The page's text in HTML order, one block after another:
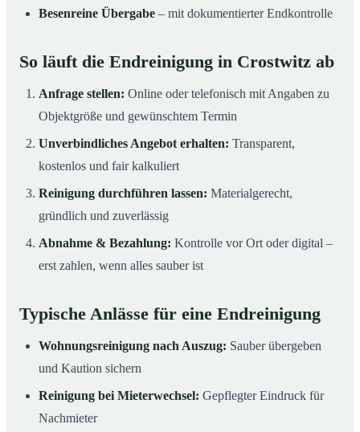
Besenreine Übergabe – mit dokumentierter Endkontrolle
So läuft die Endreinigung in Crostwitz ab
Anfrage stellen: Online oder telefonisch mit Angaben zu
Objektgröße und gewünschtem Termin
Unverbindliches Angebot erhalten: Transparent,
kostenlos und fair kalkuliert
Reinigung durchführen lassen: Materialgerecht,
gründlich und zuverlässig
Abnahme & Bezahlung: Kontrolle vor Ort oder digital –
erst zahlen, wenn alles sauber ist
Typische Anlässe für eine Endreinigung
Wohnungsreinigung nach Auszug: Sauber übergeben
und Kaution sichern
Reinigung bei Mieterwechsel: Gepflegter Eindruck für
Nachmieter